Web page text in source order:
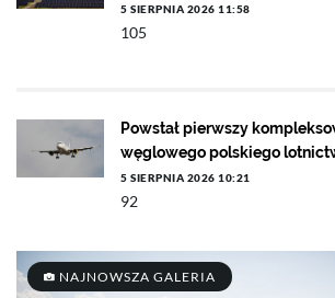
5 SIERPNIA 2026 11:58
105
Powstał pierwszy
węglowego polskiego
5 SIERPNIA 2026 10:21
92
NAJNOWSZA GALERIA